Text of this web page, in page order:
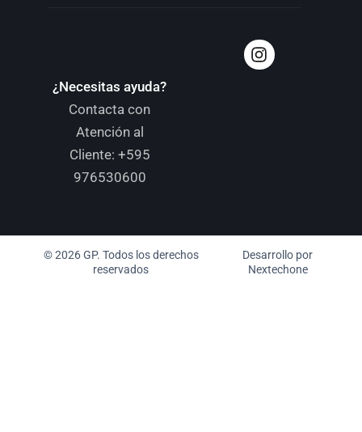
¿Necesitas ayuda?
Contacta con
Atención al
Cliente: +595
976530600
© 2026 GP. Todos los derechos
reservados
Desarrollo por
Nextechone